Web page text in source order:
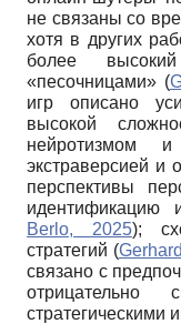
не связаны со
хотя в других
более
«песочницами» (
игр описано
высокой
нейротизмом
экстраверсией и
перспективы
идентификацию
Berlo, 2025);
стратегий (
связано с
стратегическими